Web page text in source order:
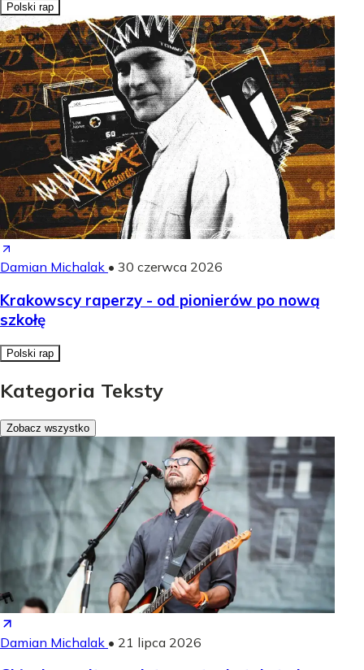
Polski rap
Damian Michalak • 30 czerwca 2026
Krakowscy raperzy - od pionierów po nową
szkołę
Polski rap
Kategoria Teksty
Zobacz wszystko
Damian Michalak • 21 lipca 2026